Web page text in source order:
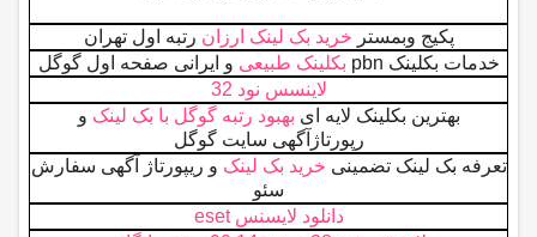
پکیج وبمستر خرید بک لینک ارزان رتبه اول تهران
خدمات بکلینک pbn
بکلینک طبیعی و ایرانی صفحه اول گوگل
لاینسس نود 32
بهترین بکلینک لایه ای بهبود رتبه‌ گوگل با بک لینک و
رپورتاژآگهی سایت گوگل
تعرفه بک لینک تضمینی خرید بک لینک و ریپورتاژ آگهی سفارش
سئو
دانلود لایسنس eset